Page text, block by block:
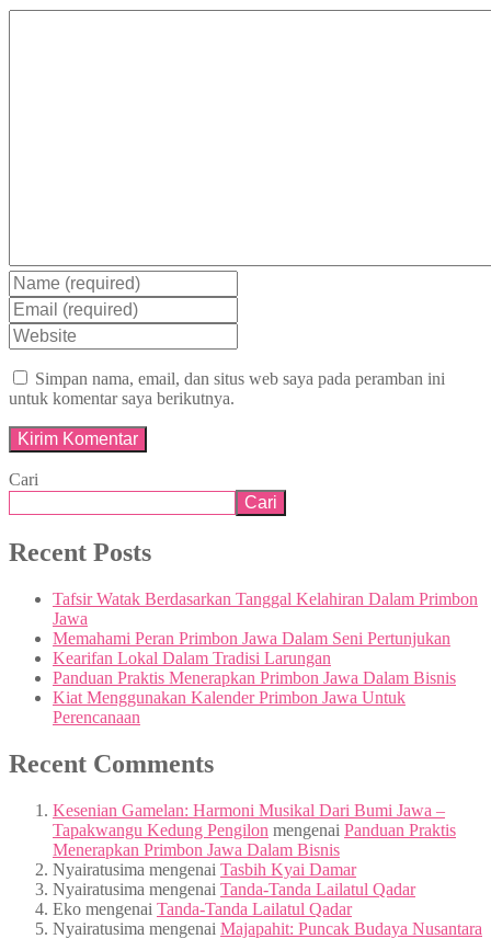
Simpan nama, email, dan situs web saya pada peramban ini
untuk komentar saya berikutnya.
Cari
Cari
Recent Posts
Tafsir Watak Berdasarkan Tanggal Kelahiran Dalam Primbon
Jawa
Memahami Peran Primbon Jawa Dalam Seni Pertunjukan
Kearifan Lokal Dalam Tradisi Larungan
Panduan Praktis Menerapkan Primbon Jawa Dalam Bisnis
Kiat Menggunakan Kalender Primbon Jawa Untuk
Perencanaan
Recent Comments
Kesenian Gamelan: Harmoni Musikal Dari Bumi Jawa –
Tapakwangu Kedung Pengilon mengenai Panduan Praktis
Menerapkan Primbon Jawa Dalam Bisnis
Nyairatusima mengenai Tasbih Kyai Damar
Nyairatusima mengenai Tanda-Tanda Lailatul Qadar
Eko mengenai Tanda-Tanda Lailatul Qadar
Nyairatusima mengenai Majapahit: Puncak Budaya Nusantara